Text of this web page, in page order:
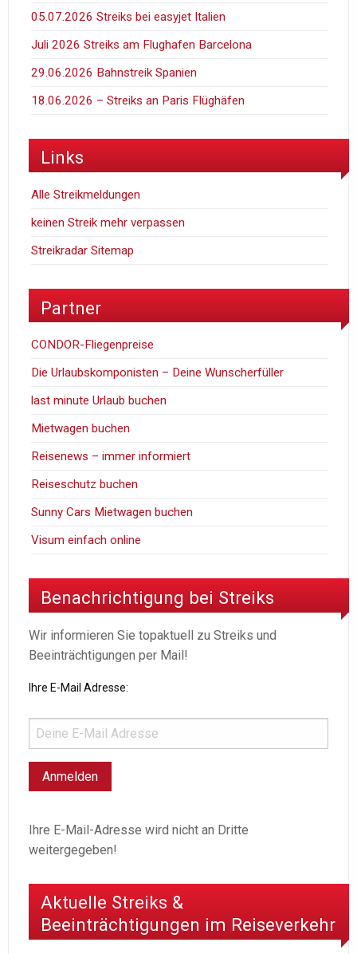
05.07.2026 Streiks bei easyjet Italien
Juli 2026 Streiks am Flughafen Barcelona
29.06.2026 Bahnstreik Spanien
18.06.2026 – Streiks an Paris Flüghäfen
Links
Alle Streikmeldungen
keinen Streik mehr verpassen
Streikradar Sitemap
Partner
CONDOR-Fliegenpreise
Die Urlaubskomponisten – Deine Wunscherfüller
last minute Urlaub buchen
Mietwagen buchen
Reisenews – immer informiert
Reiseschutz buchen
Sunny Cars Mietwagen buchen
Visum einfach online
Benachrichtigung bei Streiks
Wir informieren Sie topaktuell zu Streiks und
Beeinträchtigungen per Mail!
Ihre E-Mail Adresse:
Ihre E-Mail-Adresse wird nicht an Dritte
weitergegeben!
Aktuelle Streiks &
Beeinträchtigungen im Reiseverkehr